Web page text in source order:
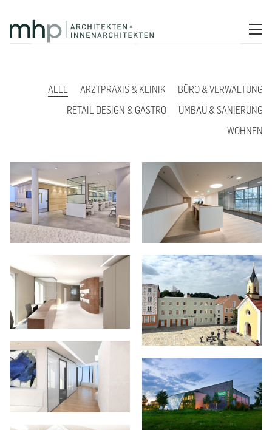
ALLE ARZTPRAXIS & KLINIK
BÜRO & VERWALTUNG
RETAIL DESIGN & GASTRO
UMBAU & SANIERUNG
WOHNEN